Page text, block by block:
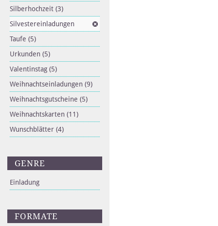
Silberhochzeit (3)
Silvestereinladungen
Taufe (5)
Urkunden (5)
Valentinstag (5)
Weihnachtseinladungen (9)
Weihnachtsgutscheine (5)
Weihnachtskarten (11)
Wunschblätter (4)
GENRE
Einladung
FORMATE